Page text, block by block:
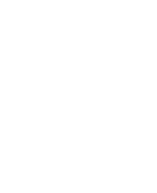
付方式。 讓您購物簡單
轉至「AFTEE先享後付」